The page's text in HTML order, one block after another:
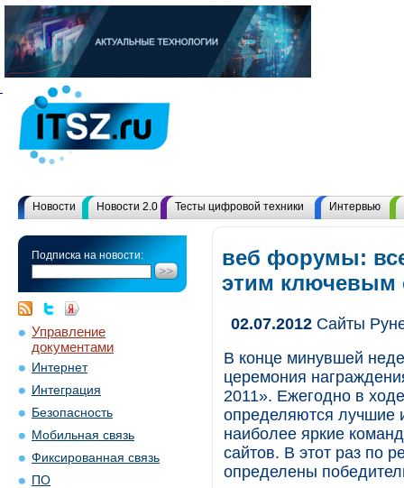
Новости Новости 2.0 Тесты цифровой техники Интервью
Подписка на новости:
Управление
документами
Интернет
Интеграция
Безопасность
Мобильная связь
Фиксированная связь
ПО
веб форумы:
этим ключевым
02.07.2012 Сайты
В конце минувшей
церемония
2011». Ежегодно в ходе
определяются лучшие
наиболее яркие
сайтов. В этот раз по
определены